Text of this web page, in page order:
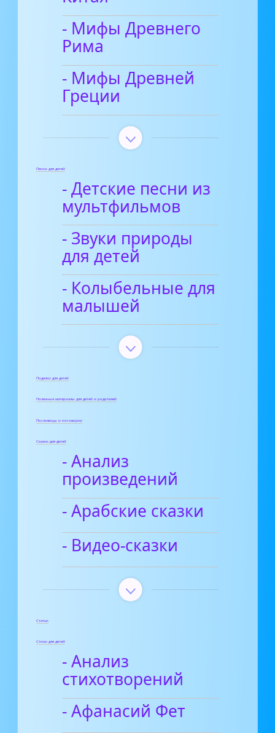
- Мифы Древнего
Рима
- Мифы Древней
Греции
Песни для детей
- Детские песни из
мультфильмов
- Звуки природы
для детей
- Колыбельные для
малышей
Поделки для детей
Полезные материалы для детей и родителей
Пословицы и поговорки
Сказки для детей
- Анализ
произведений
- Арабские сказки
- Видео-сказки
Статьи
Стихи для детей
- Анализ
стихотворений
- Афанасий Фет